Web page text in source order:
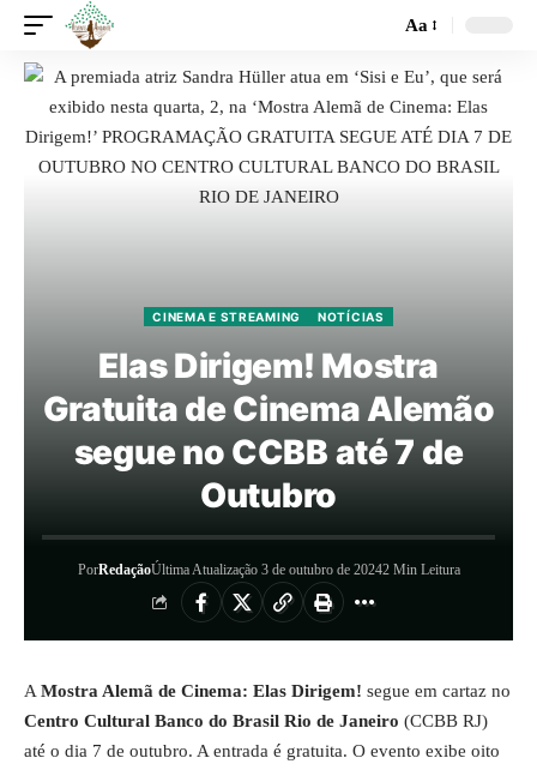
Aa
CINEMA E STREAMING NOTÍCIAS
Elas Dirigem! Mostra
Gratuita de Cinema Alemão
segue no CCBB até 7 de
Outubro
PorRedaçãoÚltima Atualização 3 de outubro de 20242 Min Leitura
A Mostra Alemã de Cinema: Elas Dirigem! segue em cartaz no
Centro Cultural Banco do Brasil Rio de Janeiro (CCBB RJ)
até o dia 7 de outubro. A entrada é gratuita. O evento exibe oito